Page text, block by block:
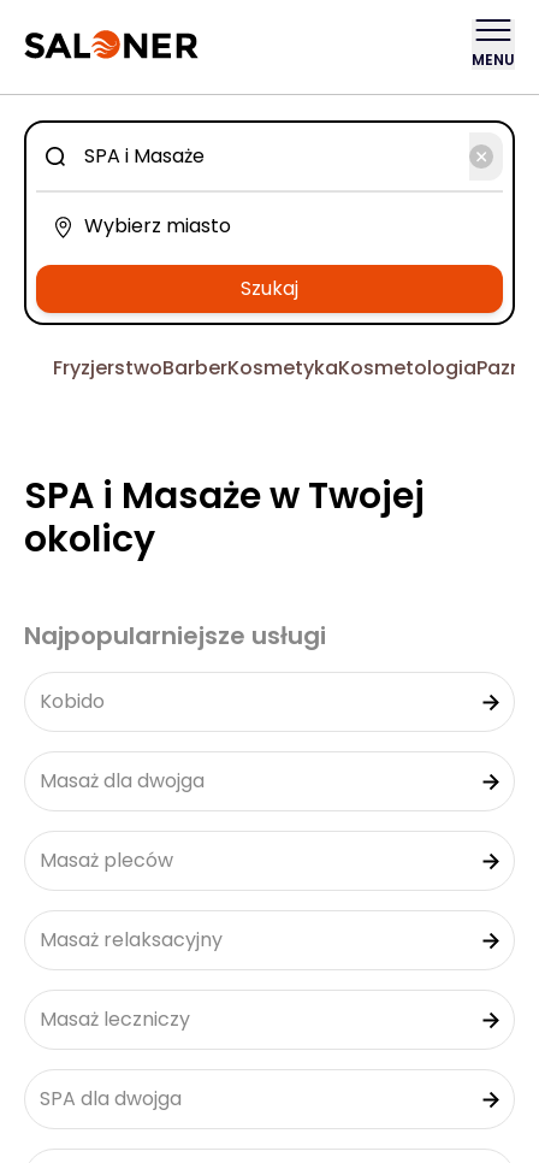
MENU
Szukaj
FryzjerstwoBarberKosmetykaKosmetologia
SPA i Masaże w Twojej
okolicy
Najpopularniejsze usługi
Kobido
Masaż dla dwojga
Masaż pleców
Masaż relaksacyjny
Masaż leczniczy
SPA dla dwojga